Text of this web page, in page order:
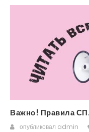
Важно! Правила
опубликовал admin